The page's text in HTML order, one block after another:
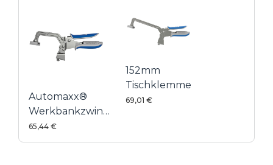
Automaxx®
Werkbankzwinge
83 mm
65,44 €
152mm
Tischklemme
69,01 €